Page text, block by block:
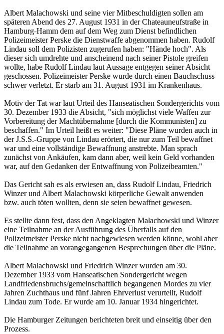
Albert Malachowski und seine vier Mitbeschuldigten sollen am
späteren Abend des 27. August 1931 in der Chateauneufstraße in
Hamburg-Hamm dem auf dem Weg zum Dienst befindlichen
Polizeimeister Perske die Dienstwaffe abgenommen haben. Rudolf
Lindau soll dem Polizisten zugerufen haben: "Hände hoch". Als
dieser sich umdrehte und anscheinend nach seiner Pistole greifen
wollte, habe Rudolf Lindau laut Aussage entgegen seiner Absicht
geschossen. Polizeimeister Perske wurde durch einen Bauchschuss
schwer verletzt. Er starb am 31. August 1931 im Krankenhaus.
Motiv der Tat war laut Urteil des Hanseatischen Sondergerichts vom
30. Dezember 1933 die Absicht, "sich möglichst viele Waffen zur
Vorbereitung der Machtübernahme [durch die Kommunisten] zu
beschaffen." Im Urteil heißt es weiter: "Diese Pläne wurden auch in
der J.S.S.-Gruppe von Lindau erörtert, die nur zum Teil bewaffnet
war und eine vollständige Bewaffnung anstrebte. Man sprach
zunächst von Ankäufen, kam dann aber, weil kein Geld vorhanden
war, auf den Gedanken der Entwaffnung von Polizeibeamten."
Das Gericht sah es als erwiesen an, dass Rudolf Lindau, Friedrich
Winzer und Albert Malachowski körperliche Gewalt anwenden
bzw. auch töten wollten, denn sie seien bewaffnet gewesen.
Es stellte dann fest, dass den Angeklagten Malachowski und Winzer
eine Teilnahme an der Ausführung des Überfalls auf den
Polizeimeister Perske nicht nachgewiesen werden könne, wohl aber
die Teilnahme an vorangegangenen Besprechungen über die Pläne.
Albert Malachowski und Friedrich Winzer wurden am 30.
Dezember 1933 vom Hanseatischen Sondergericht wegen
Landfriedensbruchs/gemeinschaftlich begangenen Mordes zu vier
Jahren Zuchthaus und fünf Jahren Ehrverlust verurteilt, Rudolf
Lindau zum Tode. Er wurde am 10. Januar 1934 hingerichtet.
Die Hamburger Zeitungen berichteten breit und einseitig über den
Prozess.